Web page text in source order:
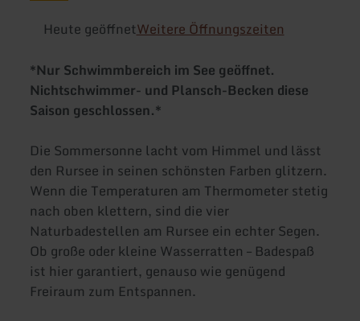
Heute geöffnetWeitere Öffnungszeiten
*Nur Schwimmbereich im See geöffnet.
Nichtschwimmer- und Plansch-Becken diese
Saison geschlossen.*
Die Sommersonne lacht vom Himmel und lässt
den Rursee in seinen schönsten Farben glitzern.
Wenn die Temperaturen am Thermometer stetig
nach oben klettern, sind die vier
Naturbadestellen am Rursee ein echter Segen.
Ob große oder kleine Wasserratten – Badespaß
ist hier garantiert, genauso wie genügend
Freiraum zum Entspannen.